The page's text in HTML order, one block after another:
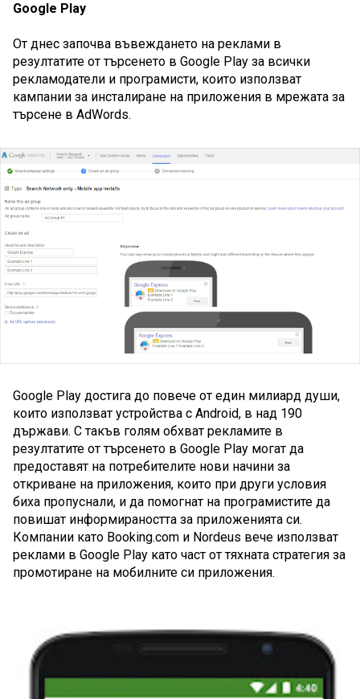
Google Play
От днес започва въвеждането на реклами в
резултатите от търсенето в Google Play за всички
рекламодатели и програмисти, които използват
кампании за инсталиране на приложения в мрежата за
търсене в AdWords.
Google Play достига до повече от един милиард души,
които използват устройства с Android, в над 190
държави. С такъв голям обхват рекламите в
резултатите от търсенето в Google Play могат да
предоставят на потребителите нови начини за
откриване на приложения, които при други условия
биха пропуснали, и да помогнат на програмистите да
повишат информираността за приложенията си.
Компании като Booking.com и Nordeus вече използват
реклами в Google Play като част от тяхната стратегия за
промотиране на мобилните си приложения.